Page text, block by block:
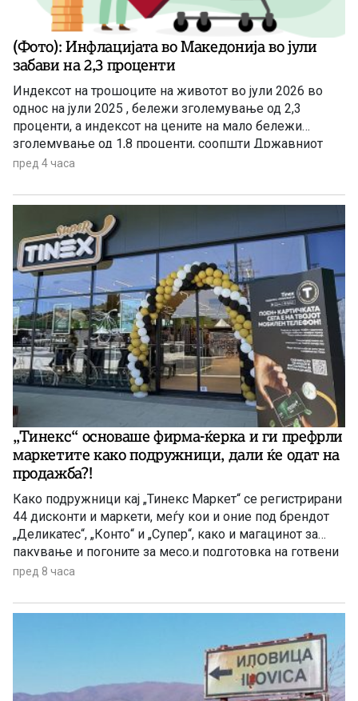
(Фото): Инфлацијата во Македонија во јули
забави на 2,3 проценти
Индексот на трошоците на животот во јули 2026 во
однос на јули 2025 , бележи зголемување од 2,3
проценти, а индексот на цените на мало бележи
зголемување од 1,8 проценти, соопшти Државниот
завод за статистика. Станува збор за благо забавување
годишната стапка на инфлација изнесуваше 3,4
пред 4 часа
„Тинекс“ основаше фирма-ќерка и ги префрли
маркетите како подружници, дали ќе одат на
продажба?!
Како подружници кај „Тинекс Маркет“ се регистрирани
44 дисконти и маркети, меѓу кои и оние под брендот
„Деликатес“, „Конто“ и „Супер“, како и магацинот за
пакување и погоните за месо.и подготовка на готвени
јадења. Префрлен е и центарот за логистика, односно
пред 8 часа